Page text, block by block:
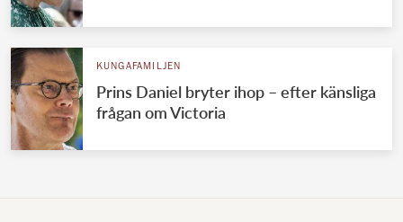
KUNGAFAMILJEN
Prins Daniel bryter ihop – efter känsliga
frågan om Victoria